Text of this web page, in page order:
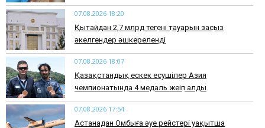
07.08.2026 18:20
Қытайдан 2,7 млрд теңгенің тауарын заңсыз
әкелгендер әшкереленді
07.08.2026 18:07
Қазақстандық ескек есушілер Азия
чемпионатында 4 медаль жеңіп алды
07.08.2026 17:54
Астанадан Омбыға әуе рейстері уақытша